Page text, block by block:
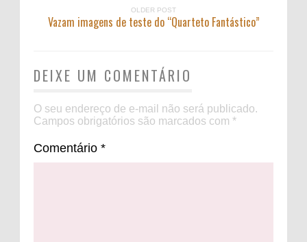
OLDER POST
Vazam imagens de teste do “Quarteto Fantástico”
DEIXE UM COMENTÁRIO
O seu endereço de e-mail não será publicado.
Campos obrigatórios são marcados com *
Comentário *